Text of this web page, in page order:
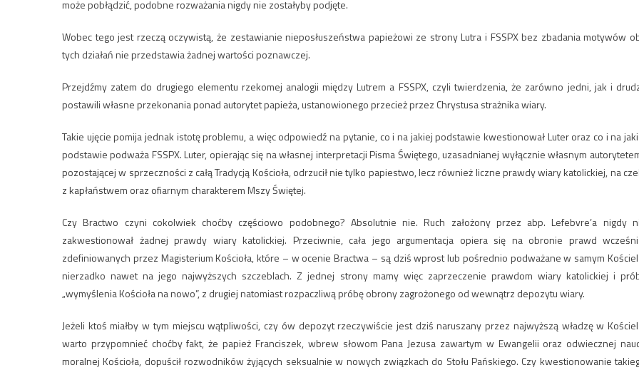
może pobłądzić, podobne rozważania nigdy nie zostałyby podjęte.
Wobec tego jest rzeczą oczywistą, że zestawianie nieposłuszeństwa papieżowi ze strony Lutra i FSSPX bez zbadania motywów
tych działań nie przedstawia żadnej wartości poznawczej.
Przejdźmy zatem do drugiego elementu rzekomej analogii między Lutrem a FSSPX, czyli twierdzenia, że zarówno jedni, jak i
postawili własne przekonania ponad autorytet papieża, ustanowionego przecież przez Chrystusa strażnika wiary.
Takie ujęcie pomija jednak istotę problemu, a więc odpowiedź na pytanie, co i na jakiej podstawie kwestionował Luter oraz co i na
podstawie podważa FSSPX. Luter, opierając się na własnej interpretacji Pisma Świętego, uzasadnianej wyłącznie własnym
pozostającej w sprzeczności z całą Tradycją Kościoła, odrzucił nie tylko papiestwo, lecz również liczne prawdy wiary katolickiej, na
z kapłaństwem oraz ofiarnym charakterem Mszy Świętej.
Czy Bractwo czyni cokolwiek choćby częściowo podobnego? Absolutnie nie. Ruch założony przez abp. Lefebvre’a nigdy
zakwestionował żadnej prawdy wiary katolickiej. Przeciwnie, cała jego argumentacja opiera się na obronie prawd
zdefiniowanych przez Magisterium Kościoła, które – w ocenie Bractwa – są dziś wprost lub pośrednio podważane w samym
nierzadko nawet na jego najwyższych szczeblach. Z jednej strony mamy więc zaprzeczenie prawdom wiary katolickiej i
„wymyślenia Kościoła na nowo”, z drugiej natomiast rozpaczliwą próbę obrony zagrożonego od wewnątrz depozytu wiary.
Jeżeli ktoś miałby w tym miejscu wątpliwości, czy ów depozyt rzeczywiście jest dziś naruszany przez najwyższą władzę w
warto przypomnieć choćby fakt, że papież Franciszek, wbrew słowom Pana Jezusa zawartym w Ewangelii oraz odwiecznej
moralnej Kościoła, dopuścił rozwodników żyjących seksualnie w nowych związkach do Stołu Pańskiego. Czy kwestionowanie